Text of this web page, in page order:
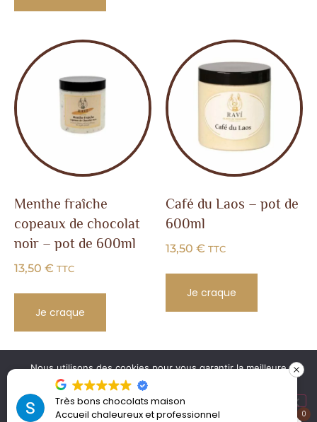
Menthe fraîche
copeaux de chocolat
noir – pot de 600ml
13,50 € TTC
Je craque
Café du Laos – pot de
600ml
13,50 € TTC
Je craque
MAISON MISTRE |
CHOCOLATERIE À
MARSEILLE
MENTIONS
CGV
SITE CRÉÉ
L'AGENCE DE0
Nous utilisons des cookies pour vous garantir la meilleure
expérience possible sur notre site web. En continuant à
naviguer sur le site, vous en acceptez la politique de
confidentialité.
Très bons chocolats maison
Accueil chaleureux et professionnel